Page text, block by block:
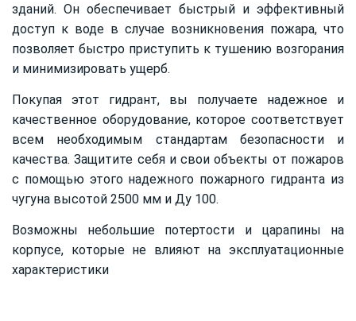
зданий. Он обеспечивает быстрый и эффективный
доступ к воде в случае возникновения пожара, что
позволяет быстро приступить к тушению возгорания
и минимизировать ущерб.
Покупая этот гидрант, вы получаете надежное и
качественное оборудование, которое соответствует
всем необходимым стандартам безопасности и
качества. Защитите себя и свои объекты от пожаров
с помощью этого надежного пожарного гидранта из
чугуна высотой 2500 мм и Ду 100.
Возможны небольшие потертости и царапины на
корпусе, которые не влияют на эксплуатационные
характеристики